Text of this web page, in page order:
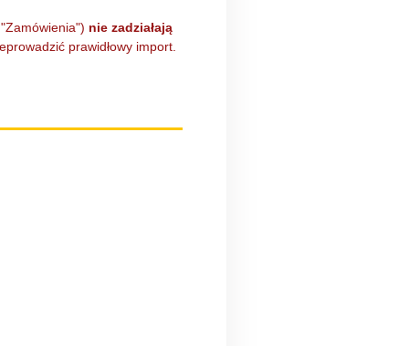
nie zadziałają
prawidłowy import.